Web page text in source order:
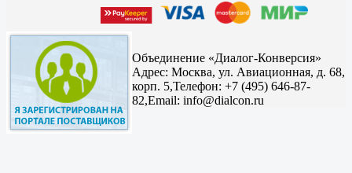
Объединение «Диалог-Конверсия»
Адрес: Москва, ул. Авиационная, д. 68,
корп. 5,Телефон: +7 (495) 646-87-
82,Email: info@dialcon.ru